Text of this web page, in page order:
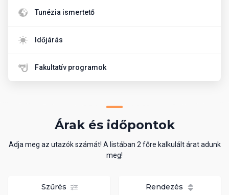
Tunézia ismertető
Időjárás
Fakultatív programok
Árak és időpontok
Adja meg az utazók számát! A listában 2 főre kalkulált árat adunk
meg!
Szűrés Rendezés